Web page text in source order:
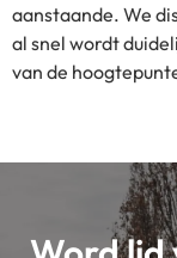
aanstaande. We
al snel wordt
van de